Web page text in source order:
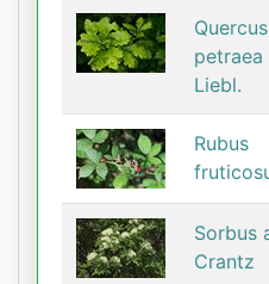
Quercus
petraea
Liebl.
Rubus
Sorbus
Crantz